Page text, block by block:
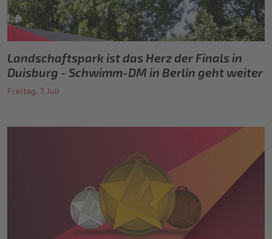
Landschaftspark ist das Herz der Finals in
Duisburg - Schwimm-DM in Berlin geht weiter
Freitag, 7. Juli